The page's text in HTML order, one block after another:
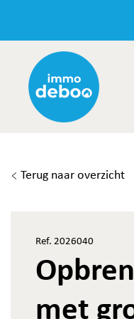
Terug naar overzicht
Ref. 2026040
met